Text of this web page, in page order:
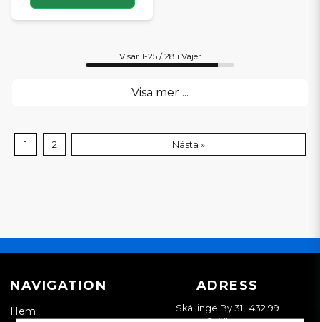
Visar 1-25 / 28 i Vajer
Visa mer ...
1 2 Nästa »
NAVIGATION
Hem
ADRESS
Skällinge By 31, 432 99